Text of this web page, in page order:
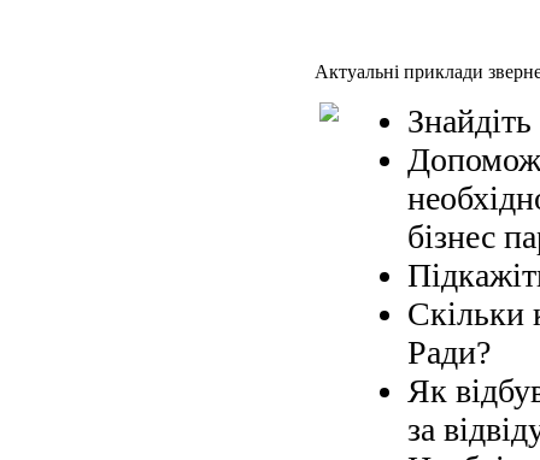
Актуальні приклади
бізнес
Скільки
Ради?
Як
за